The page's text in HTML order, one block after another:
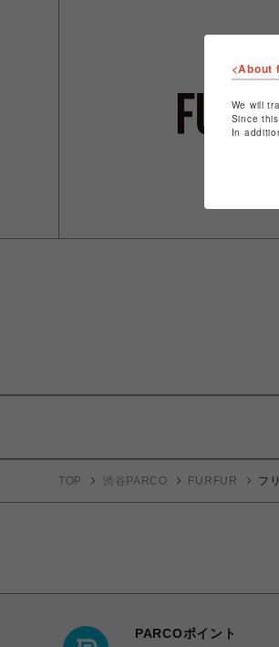
TOP 渋谷PARCO FURFUR フ
PARCOポイント
<About
We will
Since
In